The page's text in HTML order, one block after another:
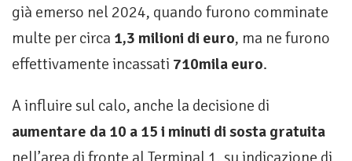
già emerso nel 2024, quando furono comminate
multe per circa 1,3 milioni di euro, ma ne furono
effettivamente incassati 710mila euro.
A influire sul calo, anche la decisione di
aumentare da 10 a 15 i minuti di sosta gratuita